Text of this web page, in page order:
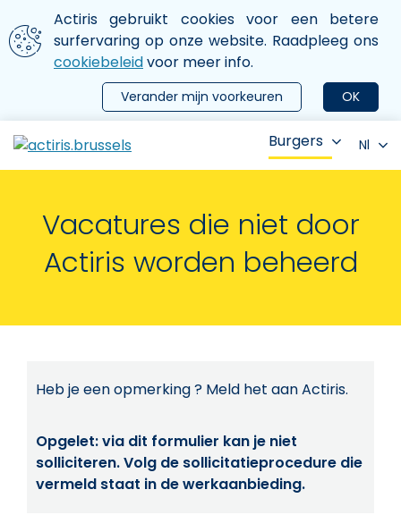
Aller au contenu principal
We gebruiken cookies
Actiris gebruikt cookies voor een betere
surfervaring op onze website. Raadpleeg ons
cookiebeleidvoor meer info.
OK
Verander mijn voorkeuren
le menu
Burgers Nl
Vacatures die niet door
Actiris worden beheerd
Heb je een opmerking ? Meld het aan Actiris.
Opgelet: via dit formulier kan je niet
solliciteren. Volg de sollicitatieprocedure die
vermeld staat in de werkaanbieding.